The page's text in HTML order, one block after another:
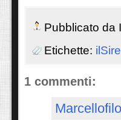
Pubblicato da
Etichette:
1 commenti: